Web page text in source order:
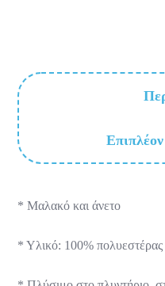
* Μαλακό και άνετο
* Υλικό: 100% πολυεστέρας